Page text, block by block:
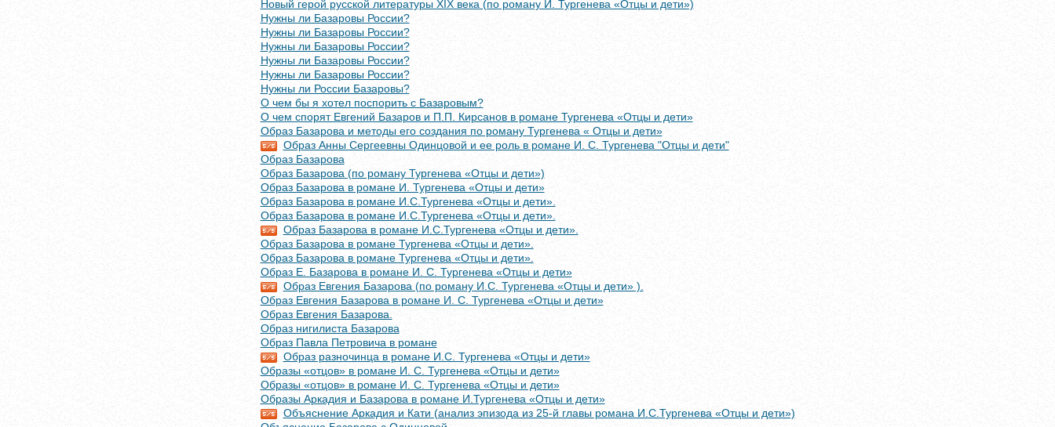
Новый герой русской литературы XIX века (по роману И. Тургенева «Отцы и дети»)
Нужны ли Базаровы России?
Нужны ли Базаровы России?
Нужны ли Базаровы России?
Нужны ли Базаровы России?
Нужны ли Базаровы России?
Нужны ли России Базаровы?
О чем бы я хотел поспорить с Базаровым?
О чем спорят Евгений Базаров и П.П. Кирсанов в романе Тургенева «Отцы и дети»
Образ Базарова и методы его создания по роману Тургенева « Отцы и дети»
Образ Анны Сергеевны Одинцовой и ее роль в романе И. С. Тургенева "Отцы и дети"
Образ Базарова
Образ Базарова (по роману Тургенева «Отцы и дети»)
Образ Базарова в романе И. Тургенева «Отцы и дети»
Образ Базарова в романе И.С.Тургенева «Отцы и дети».
Образ Базарова в романе И.С.Тургенева «Отцы и дети».
Образ Базарова в романе И.С.Тургенева «Отцы и дети».
Образ Базарова в романе Тургенева «Отцы и дети».
Образ Базарова в романе Тургенева «Отцы и дети».
Образ Е. Базарова в романе И. С. Тургенева «Отцы и дети»
Образ Евгения Базарова (по роману И.С. Тургенева «Отцы и дети» ).
Образ Евгения Базарова в романе И. С. Тургенева «Отцы и дети»
Образ Евгения Базарова.
Образ нигилиста Базарова
Образ Павла Петровича в романе
Образ разночинца в романе И.С. Тургенева «Отцы и дети»
Образы «отцов» в романе И. С. Тургенева «Отцы и дети»
Образы «отцов» в романе И. С. Тургенева «Отцы и дети»
Образы Аркадия и Базарова в романе И.Тургенева «Отцы и дети»
Объяснение Аркадия и Кати (анализ эпизода из 25-й главы романа И.С.Тургенева «Отцы и дети»)